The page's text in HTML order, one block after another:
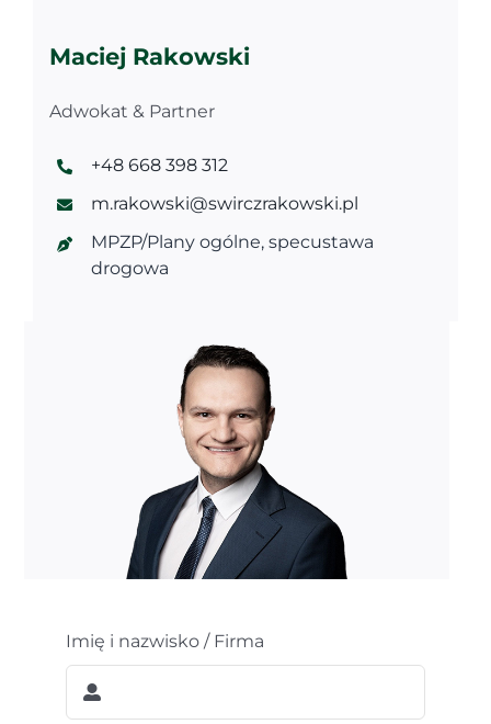
Maciej Rakowski
Adwokat & Partner
+48 668 398 312
m.rakowski@swirczrakowski.pl
MPZP/Plany ogólne, specustawa
drogowa
Imię i nazwisko / Firma